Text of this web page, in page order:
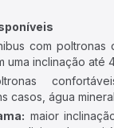
com poltronas
uma inclinação até
casos, água
maior